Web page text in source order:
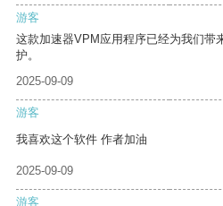
游客
这款加速器VPM应用程序已经为我们带
护。
2025-09-09
游客
我喜欢这个软件 作者加油
2025-09-09
游客